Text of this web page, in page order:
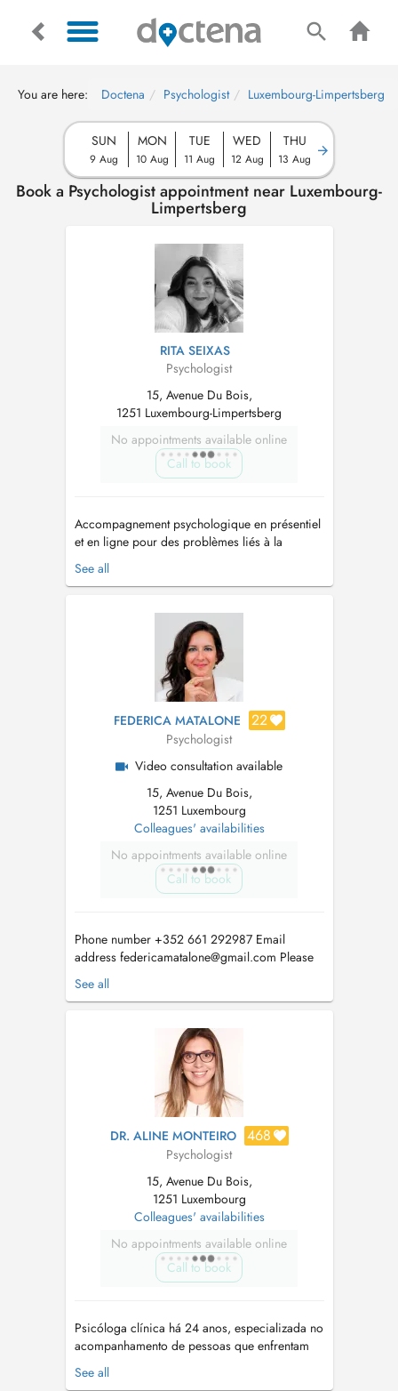
You are here: Doctena Psychologist Luxembourg-Limpertsberg
SUN
9 Aug
MON
10 Aug
TUE
11 Aug
WED
12 Aug
THU
13 Aug
Book a Psychologist appointment near Luxembourg-
Limpertsberg
RITA SEIXAS
Psychologist
15, Avenue Du Bois,
1251 Luxembourg-Limpertsberg
No appointments available online
Call to book
Accompagnement psychologique en présentiel
et en ligne pour des problèmes liés à la
regulation des émotions, de l'anxieté
(angoisses, ataques de panique, stress etc.),
pertes, difficultés relationnelles (problèmes
familiaux, de couple ou professionnels),...
See all
FEDERICA MATALONE 22
Psychologist
Video consultation available
15, Avenue Du Bois,
1251 Luxembourg
Colleagues' availabilities
No appointments available online
Call to book
Phone number +352 661 292987 Email
address federicamatalone@gmail.com Please
note that the available slots on Saturday and
Monday are mainly online appointments (video
this option to view availability on those days.
[English below] ITA - Psicolog...
See all
DR. ALINE MONTEIRO 468
Psychologist
15, Avenue Du Bois,
1251 Luxembourg
Colleagues' availabilities
No appointments available online
Call to book
Psicóloga clínica há 24 anos, especializada no
acompanhamento de pessoas que enfrentam
luto e perda, bem como transtornos de
ansiedade e depressão. Atualmente em
See all